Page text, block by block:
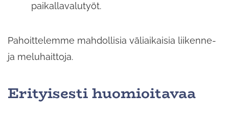
paikallavalutyöt.
Pahoittelemme mahdollisia väliaikaisia liikenne-
ja meluhaittoja.
Erityisesti huomioitavaa